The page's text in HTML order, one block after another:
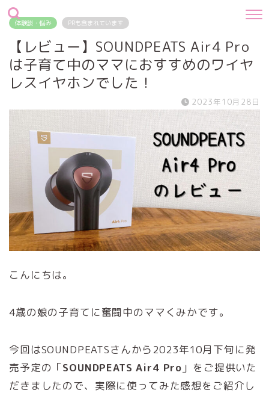
体験談・悩み PRも含まれています
【レビュー】SOUNDPEATS Air4 Pro
は子育て中のママにおすすめのワイヤ
レスイヤホンでした！
2023年10月28日
こんにちは。
4歳の娘の子育てに奮闘中のママくみかです。
今回はSOUNDPEATSさんから2023年10月下旬に発
売予定の「SOUNDPEATS Air4 Pro 」をご提供いた
だきましたので、実際に使ってみた感想をご紹介し